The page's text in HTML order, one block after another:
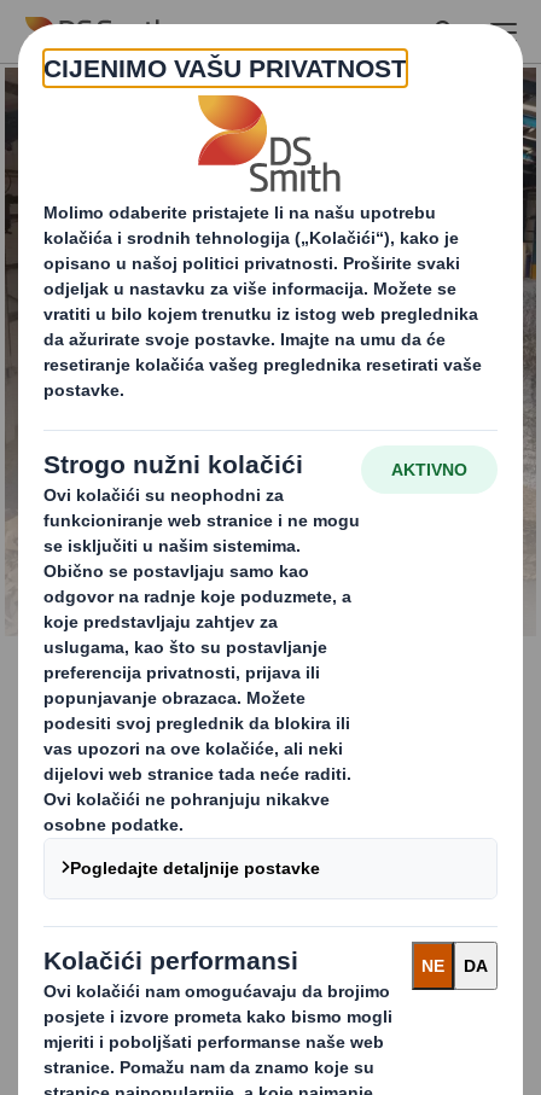
Skip to main content
Gospodarenje
otpadom i usluge
reciklaže otpada
Usluge recikliranja
Nudimo širok raspon usluga recikliranja i gopodarenja
otpadom koji su smišljeni kako bi unaprijedili vašu brzinu
recikliranja, uklonili teškoće te preusmjerili otpad s
odlagališta.
Naše su pravovremene i pouzdane usluge prikupljanja
konkurentne, često jeftinije te vam nude jedinstveno
mjesto kontakta za razne tokove obrade otpada,
ostavljajući vas da bez brige upravljate svojim
poduzećem.